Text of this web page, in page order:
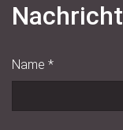
Nachricht
Name *